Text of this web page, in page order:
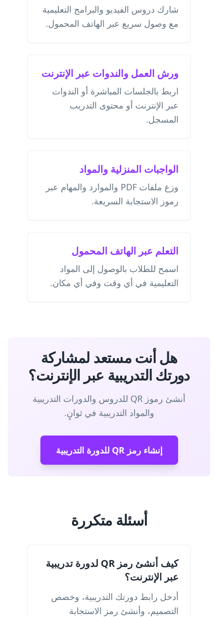
شارك دروس الفيديو والبرامج التعليمية
مع وصول سريع عبر الهاتف المحمول.
ورش العمل والندوات عبر الإنترنت
اربط بالجلسات المباشرة أو الندوات
عبر الإنترنت أو محتوى التدريب
المسجل.
الواجبات المنزلية والمواد
وزع ملفات PDF والموارد والمهام عبر
رموز الاستجابة السريعة.
التعلم عبر الهاتف المحمول
اسمح للطلاب بالوصول إلى المواد
التعليمية في أي وقت وفي أي مكان.
هل أنت مستعد لمشاركة
دورتك التدريبية عبر الإنترنت؟
أنشئ رموز QR للدروس والدورات التدريبية
والمواد التدريبية في ثوانٍ.
إنشاء رمز QR للدورة التدريبية
أسئلة متكررة
كيف أنشئ رمز QR لدورة تدريبية
عبر الإنترنت؟
أدخل رابط دورتك التدريبية، وخصص
التصميم، وأنشئ رمز الاستجابة